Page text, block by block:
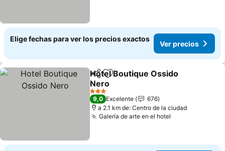
Elige fechas para ver los precios exactos
Ver precios
CompartirAgregar a favoritos
Hotel Boutique Ossido
Nero
Ver precios
3 Estrellas
9,0 Excelente
676
a 2.1 km de: Centro de la ciudad
Galería de arte en el hotel